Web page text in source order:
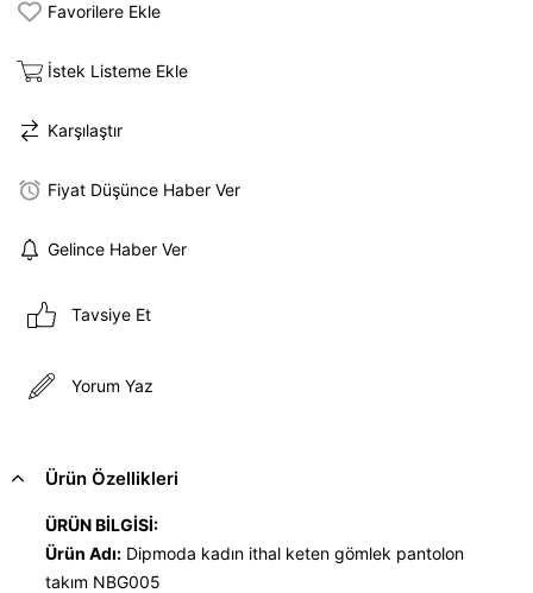
Favorilere Ekle
İstek Listeme Ekle
Karşılaştır
Fiyat Düşünce Haber Ver
Gelince Haber Ver
Tavsiye Et
Yorum Yaz
Ürün Özellikleri
ÜRÜN BİLGİSİ:
Ürün Adı: Dipmoda kadın ithal keten gömlek pantolon
takım NBG005